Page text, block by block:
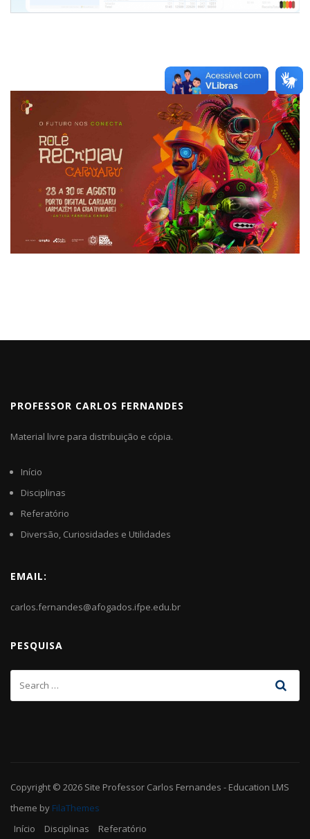
PROFESSOR CARLOS FERNANDES
Material livre para distribuição e cópia.
Início
Disciplinas
Referatório
Diversão, Curiosidades e Utilidades
EMAIL:
carlos.fernandes@afogados.ifpe.edu.br
PESQUISA
Copyright © 2026 Site Professor Carlos Fernandes - Education LMS
theme by FilaThemes
Início
Disciplinas Referatório